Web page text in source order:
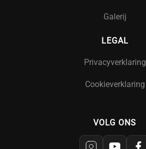
Galerij
LEGAL
Privacyverklaring
Cookieverklaring
VOLG ONS